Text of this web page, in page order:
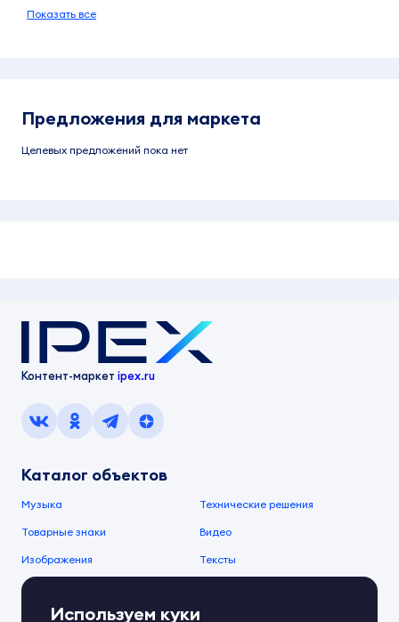
Показать все
Предложения для маркета
Целевых предложений пока нет
Контент-маркет ipex.ru
Каталог объектов
Музыка Технические решения
Товарные знаки Видео
Изображения Тексты
О компании
О сервисеИспользуем куки